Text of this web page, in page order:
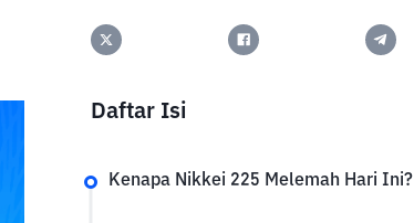
Daftar Isi
Kenapa Nikkei 225 Melemah Hari Ini?